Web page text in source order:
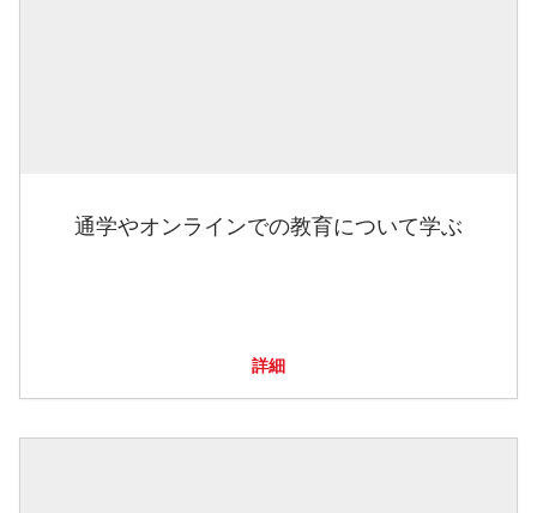
通学やオンラインでの教育について学ぶ
詳細